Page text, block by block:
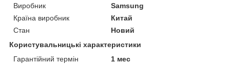
Виробник
Samsung
Країна виробник
Китай
Стан
Новий
Користувальницькі характеристики
Гарантійний термін
1 мес